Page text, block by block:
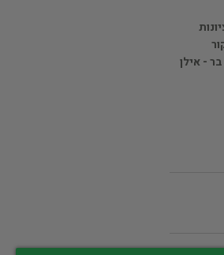
- אילן